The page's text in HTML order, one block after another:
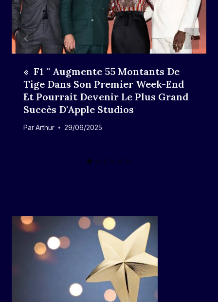
« F1 '' Augmente 55 Montants De
Tige Dans Son Premier Week-End
Et Pourrait Devenir Le Plus Grand
Succès D'Apple Studios
ParArthur 29/06/2025